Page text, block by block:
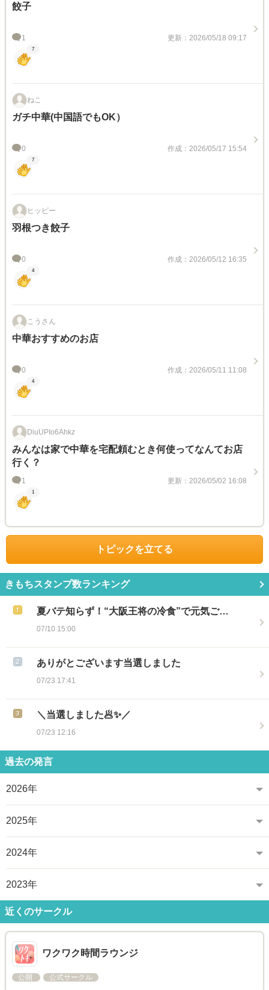
餃子
1 更新：2026/05/18 09:17
7
ねこ
ガチ中華(中国語でもOK）
0 作成：2026/05/17 15:54
7
ヒッピー
羽根つき餃子
0 作成：2026/05/12 16:35
4
こうさん
中華おすすめのお店
0 作成：2026/05/11 11:08
4
DiuUPIo6Ahkz
みんなは家で中華を宅配頼むとき何使ってなんてお店
行く？
1 更新：2026/05/02 16:08
1
トピックを立てる
きもちスタンプ数ランキング
夏バテ知らず！“大阪王将の冷食”で元気ご…
07/10 15:00
ありがとございます当選しました
07/23 17:41
＼当選しました🥟✨／
07/23 12:16
過去の発言
2026年
2025年
2024年
2023年
近くのサークル
ワクワク時間ラウンジ
公開 公式サークル